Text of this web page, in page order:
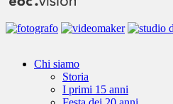
Close
Chi siamo
Storia
I primi 15 anni